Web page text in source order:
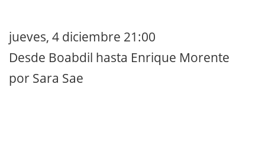
jueves, 4 diciembre 21:00
Desde Boabdil hasta Enrique Morente
por Sara Sae